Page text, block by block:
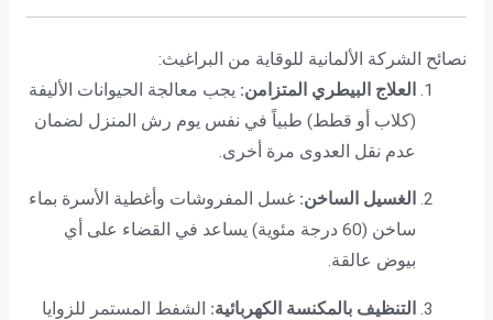
نصائح الشركة الألمانية للوقاية من البراغيث:
العلاج البيطري المتزامن: يجب معالجة الحيوانات الأليفة
(كلاب أو قطط) طبياً في نفس يوم رش المنزل لضمان
عدم نقل العدوى مرة أخرى.
الغسيل الساخن: غسل المفروشات وأغطية الأسرة بماء
ساخن (60 درجة مئوية) يساعد في القضاء على أي
بيوض عالقة.
التنظيف بالمكنسة الكهربائية: الشفط المستمر للزوايا